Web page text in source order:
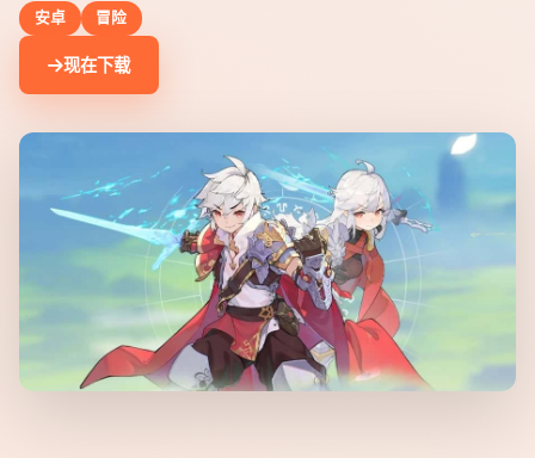
安卓 冒险
现在下载